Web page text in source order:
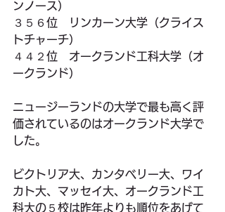
ンノース）
３５６位　リンカーン大学（クライス
トチャーチ）
４４２位　オークランド工科大学（オ
ークランド）
ニュージーランドの大学で最も高く評
価されているのはオークランド大学で
した。
ビクトリア大、カンタベリー大、ワイ
カト大、マッセイ大、オークランド工
科大の５校は昨年よりも順位をあげて